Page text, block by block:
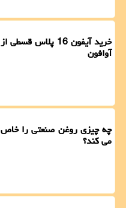
خرید آیفون 16 پلاس قسطی از
آوافون
چه چیزی روغن صنعتی را خاص
می کند؟